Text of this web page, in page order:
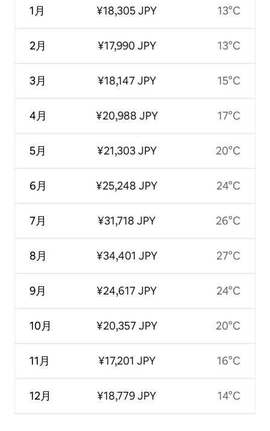
1月
2月
3月
4月
5月
6月
7月
8月
9月
10月
11月
12月
¥18,305 JPY
¥17,990 JPY
¥18,147 JPY
¥20,988 JPY
¥21,303 JPY
¥25,248 JPY
¥31,718 JPY
¥34,401 JPY
¥24,617 JPY
¥20,357 JPY
¥17,201 JPY
¥18,779 JPY
13°C
13°C
15°C
17°C
20°C
24°C
26°C
27°C
24°C
20°C
16°C
14°C